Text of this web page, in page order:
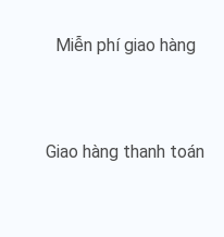
Miễn phí giao hàng
Giao hàng thanh toán